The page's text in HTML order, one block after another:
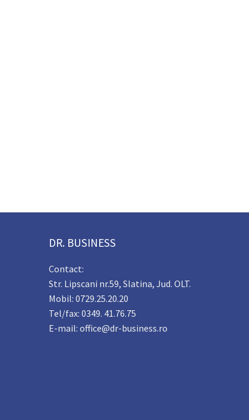
DR. BUSINESS
Contact:
Str. Lipscani nr.59, Slatina, Jud. OLT.
Mobil: 0729.25.20.20
Tel/fax: 0349. 41.76.75
E-mail: office@dr-business.ro